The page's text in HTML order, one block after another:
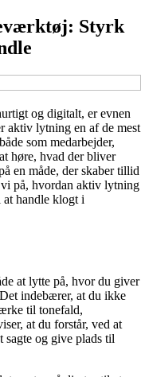
Styrk
og digitalt, er evnen
aktiv lytning en af de mest
som medarbejder,
høre, hvad der bliver
en måde, der skaber tillid
på, hvordan aktiv lytning
handle klogt i
at lytte på, hvor du giver
indebærer, at du ikke
til tonefald,
at du forstår, ved at
sagte og give plads til